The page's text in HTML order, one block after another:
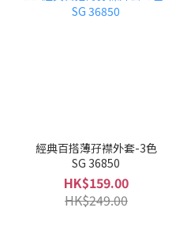
經典百搭薄孖襟外套-3色
SG 36850
HK$159.00
HK$249.00